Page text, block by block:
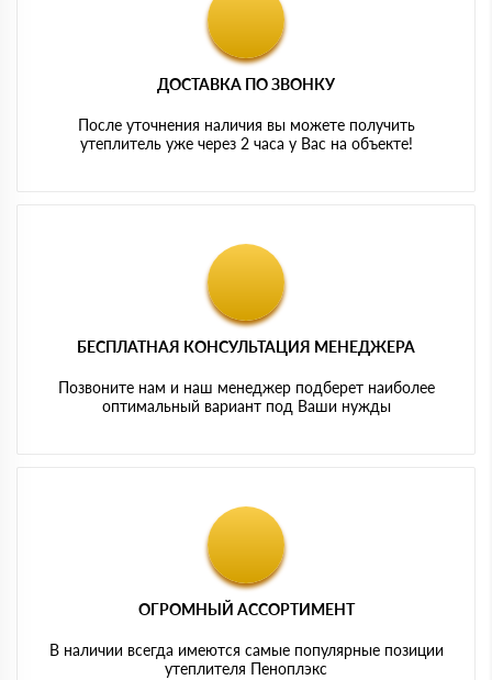
ДОСТАВКА ПО ЗВОНКУ
После уточнения наличия вы можете получить
утеплитель уже через 2 часа у Вас на объекте!
БЕСПЛАТНАЯ КОНСУЛЬТАЦИЯ МЕНЕДЖЕРА
Позвоните нам и наш менеджер подберет наиболее
оптимальный вариант под Ваши нужды
ОГРОМНЫЙ АССОРТИМЕНТ
В наличии всегда имеются самые популярные позиции
утеплителя Пеноплэкс